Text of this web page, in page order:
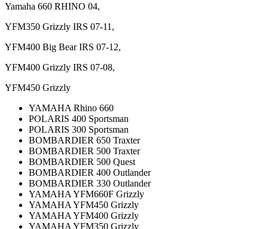
Yamaha 660 RHINO 04,
YFM350 Grizzly IRS 07-11,
YFM400 Big Bear IRS 07-12,
YFM400 Grizzly IRS 07-08,
YFM450 Grizzly
YAMAHA Rhino 660
POLARIS 400 Sportsman
POLARIS 300 Sportsman
BOMBARDIER 650 Traxter
BOMBARDIER 500 Traxter
BOMBARDIER 500 Quest
BOMBARDIER 400 Outlander
BOMBARDIER 330 Outlander
YAMAHA YFM660F Grizzly
YAMAHA YFM450 Grizzly
YAMAHA YFM400 Grizzly
YAMAHA YFM350 Grizzly